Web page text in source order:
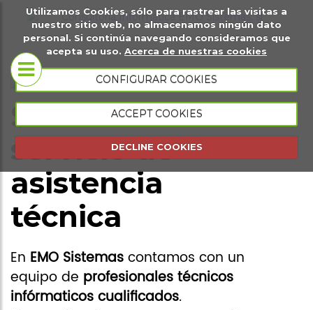
Utilizamos Cookies, sólo para rastrear las visitas a
nuestro sitio web, no almacenamos ningún dato
personal. Si continúa navegando consideramos que
acepta su uso. Acerca de nuestras cookies
CONFIGURAR COOKIES
ACCEPT COOKIES
DECLINE COOKIES
Sobre
nosotros
Conócenos
Portfolio
Páginas
web
Tiendas
virtuales
Página web
presencial
comercial
Solicitud de
servicio de
asistencia
técnica
En EMO Sistemascontamos con un
equipo de profesionales técnicos
infórmaticos cualificados.